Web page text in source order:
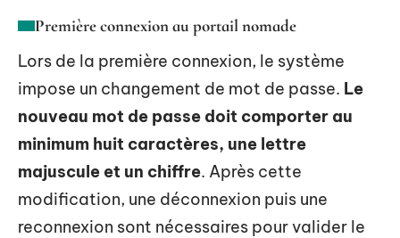
Première connexion au portail nomade
Lors de la première connexion, le système
impose un changement de mot de passe. Le
nouveau mot de passe doit comporter au
minimum huit caractères, une lettre
majuscule et un chiffre. Après cette
modification, une déconnexion puis une
reconnexion sont nécessaires pour valider le